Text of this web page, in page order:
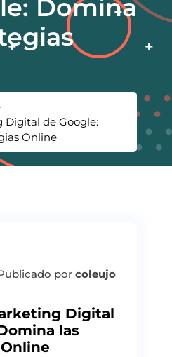
Domina
Digital de Google:
Online
por coleujo
Digital
las